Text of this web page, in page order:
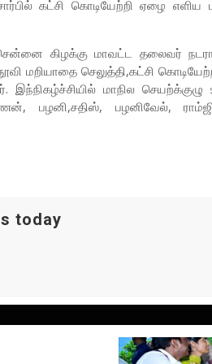
சார்பில் கட்சி கொடியேற்றி ஏழை
கிழக்கு மாவட்ட தலைவர்
மறியாதை செலுத்தி,கட்சி
இந்நிகழ்ச்சியில் மாநில
பழனி,சதிஸ், பழனிவேல்,
today